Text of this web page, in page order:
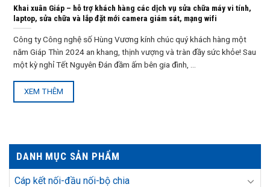
Khai xuân Giáp – hỗ trợ khách hàng các dịch vụ sửa chữa máy vi tính,
laptop, sửa chữa và lắp đặt mới camera giám sát, mạng wifi
Công ty Công nghệ số Hùng Vương kính chúc quý khách hàng một
năm Giáp Thìn 2024 an khang, thịnh vượng và tràn đầy sức khỏe! Sau
một kỳ nghỉ Tết Nguyên Đán đầm ấm bên gia đình, ...
XEM THÊM
DANH MỤC SẢN PHẨM
Cáp kết nối-đầu nối-bộ chia